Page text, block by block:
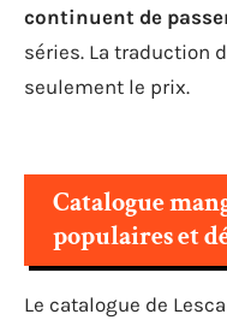
continuent de
séries. La traduction
seulement le prix.
Catalogue
populaires et
Le catalogue de